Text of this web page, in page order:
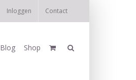
Inloggen Contact
Blog Shop